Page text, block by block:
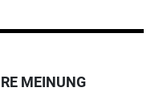
MEINUNG